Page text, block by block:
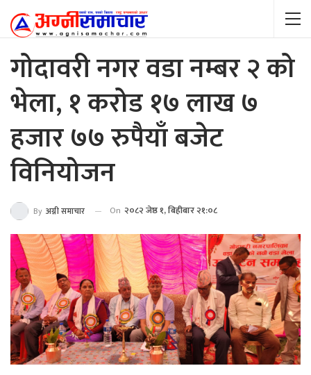
गोदावरी नगर वडा नम्बर २ को
भेला, १ करोड १७ लाख ७
हजार ७७ रुपैयाँ बजेट
विनियोजन
By अग्नी समाचार On २०८२ जेष्ठ १, बिहीबार २१:०८